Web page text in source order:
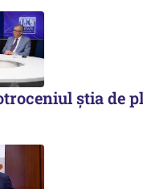
știa de